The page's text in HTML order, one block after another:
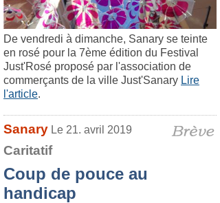
De vendredi à dimanche, Sanary se teinte
en rosé pour la 7ème édition du Festival
Just'Rosé proposé par l'association de
commerçants de la ville Just'Sanary Lire
l'article.
Sanary Le 21. avril 2019
Caritatif
Coup de pouce au
handicap